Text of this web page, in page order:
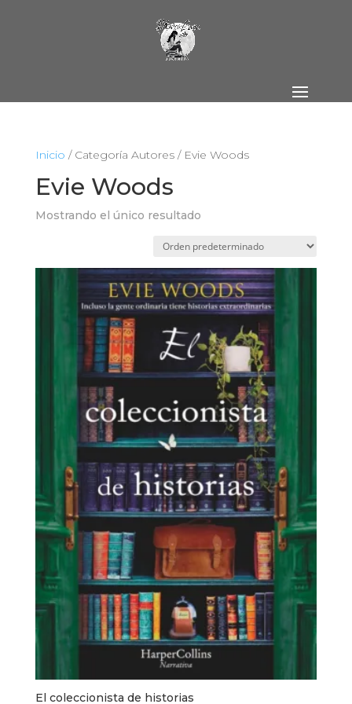
Inicio / Categoría Autores / Evie Woods
Evie Woods
Mostrando el único resultado
El coleccionista de historias